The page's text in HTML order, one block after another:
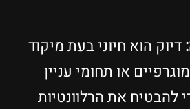
דיוק הוא חיוני בעת מיקוד
או תחומי עניין
להבטיח את הרלוונטיות